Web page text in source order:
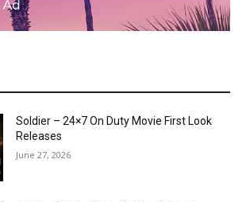
Soldier – 24×7 On Duty Movie First Look
Releases
June 27, 2026